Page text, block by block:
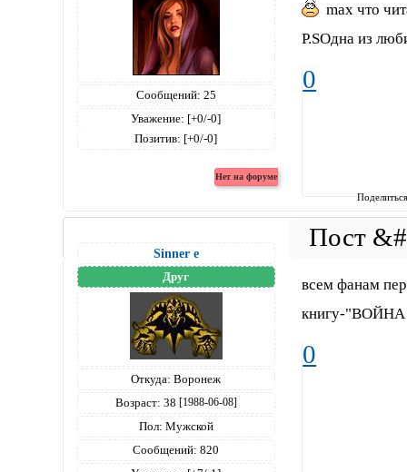
Сообщений: 25
Уважение: [+0/-0]
Позитив: [+0/-0]
max что
P.SОдна из
0
Sinner е
Друг
Откуда: Воронеж
Возраст: 38 [1988-06-08]
Пол: Мужской
Сообщений: 820
всем фанам
книгу-"ВОЙНА
0